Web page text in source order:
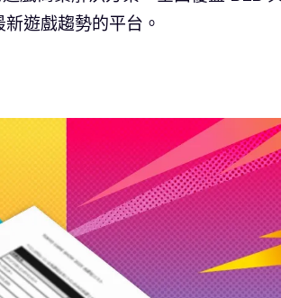
遊戲趨勢的平台。